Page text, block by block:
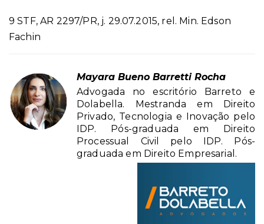
9 STF, AR 2297/PR, j. 29.07.2015, rel. Min. Edson
Fachin
Mayara Bueno Barretti Rocha
Advogada no escritório Barreto e
Dolabella. Mestranda em Direito
Privado, Tecnologia e Inovação pelo
IDP. Pós-graduada em Direito
Processual Civil pelo IDP. Pós-
graduada em Direito Empresarial.